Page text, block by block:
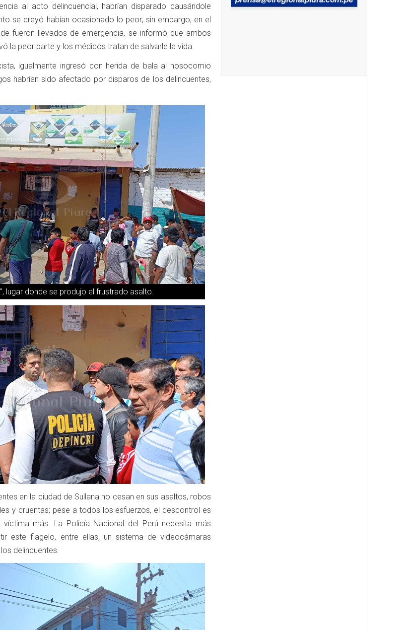
al acto delincuencial, habrían disparado causándole
se creyó habían ocasionado lo peor; sin embargo, en el
fueron llevados de emergencia, se informó que ambos
la peor parte y los médicos tratan de salvarle la vida.
igualmente ingresó con herida de bala al nosocomio
habrían sido afectado por disparos de los delincuentes,
lugar donde se produjo el frustrado asalto.
en la ciudad de Sullana no cesan en sus asaltos, robos
y cruentas; pese a todos los esfuerzos, el descontrol es
más. La Policía Nacional del Perú necesita más
este flagelo, entre ellas, un sistema de videocámaras
delincuentes.